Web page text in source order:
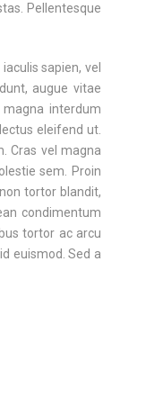
Pellentesque
sapien, vel
augue vitae
interdum
eleifend ut.
Cras vel magna
sem. Proin
tortor blandit,
condimentum
tortor ac arcu
euismod. Sed a